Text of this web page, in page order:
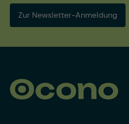
Zur Newsletter-Anmeldung